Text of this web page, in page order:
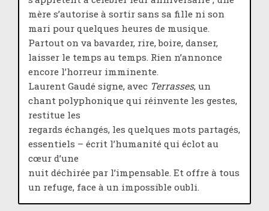
mère s’autorise à sortir sans sa fille ni son
mari pour quelques heures de musique.
Partout on va bavarder, rire, boire, danser,
laisser le temps au temps. Rien n’annonce
encore l’horreur imminente.
Laurent Gaudé signe, avec Terrasses, un
chant polyphonique qui réinvente les gestes,
restitue les
regards échangés, les quelques mots partagés,
essentiels – écrit l’humanité qui éclot au
cœur d’une
nuit déchirée par l’impensable. Et offre à tous
un refuge, face à un impossible oubli.